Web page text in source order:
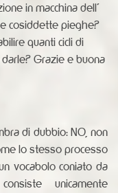
in macchina dell'
cosiddette pieghe?
quanti cicli di
Grazie e buona
di dubbio: NO, non
lo stesso processo
vocabolo coniato da
unicamente